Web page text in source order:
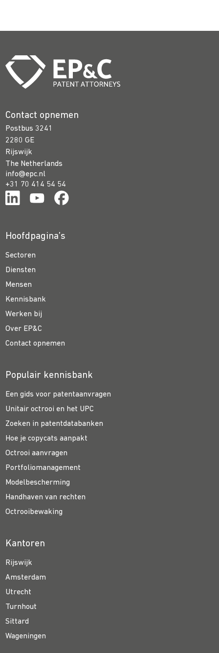
Contact opnemen
Postbus 3241
2280 GE
Rijswijk
The Netherlands
info@epc.nl
+31 70 414 54 54
Hoofdpagina’s
Sectoren
Diensten
Mensen
Kennisbank
Werken bij
Over EP&C
Contact opnemen
Populair kennisbank
Een gids voor patentaanvragen
Unitair octrooi en het UPC
Zoeken in patentdatabanken
Hoe je copycats aanpakt
Octrooi aanvragen
Portfoliomanagement
Modelbescherming
Handhaven van rechten
Octrooibewaking
Kantoren
Rijswijk
Amsterdam
Utrecht
Turnhout
Sittard
Wageningen